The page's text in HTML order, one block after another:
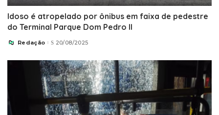
Idoso é atropelado por ônibus em faixa de pedestre
do Terminal Parque Dom Pedro II
Posted
Redação 20/08/2025